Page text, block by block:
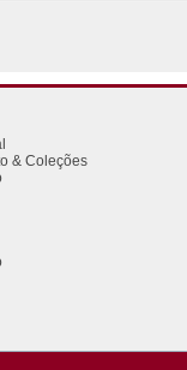
& Coleções